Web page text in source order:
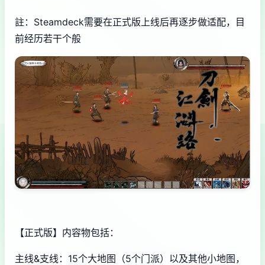
註：Steamdeck需要在正式版上线后再逐步做适配，目
前经历若干个般
【正式版】内容物包括：
主线&支线：15个大地图（5个门派）以及其他小地图，